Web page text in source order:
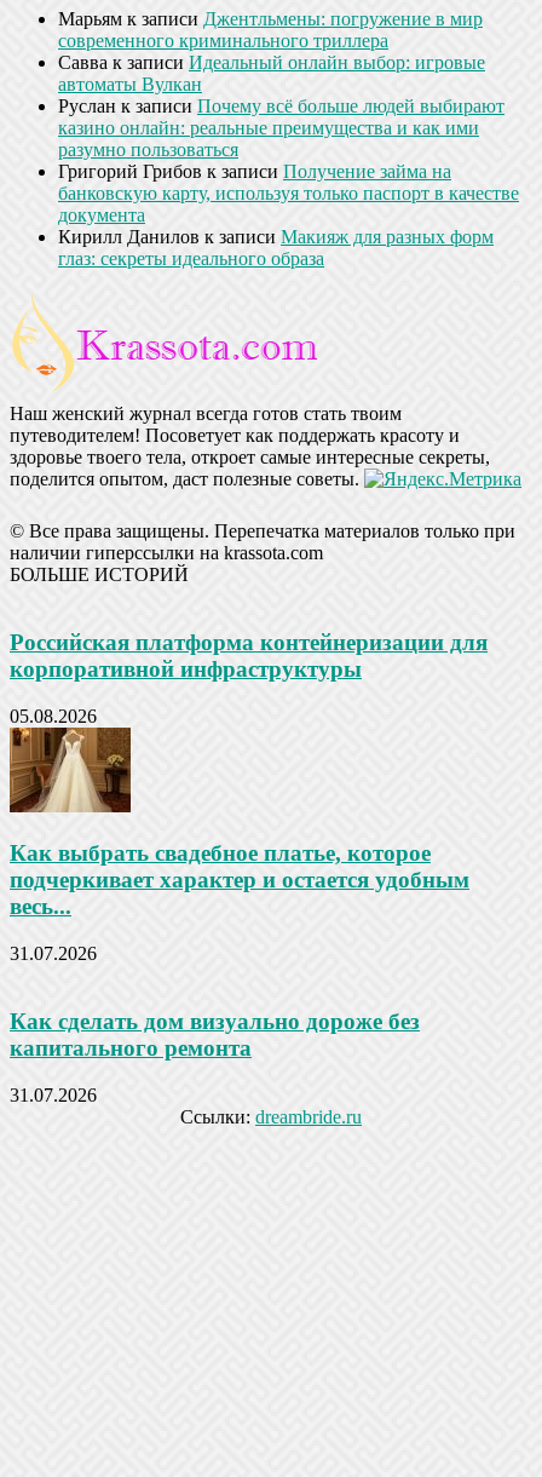
Марьям к записи Джентльмены: погружение в мир
современного криминального триллера
Савва к записи Идеальный онлайн выбор: игровые
автоматы Вулкан
Руслан к записи Почему всё больше людей выбирают
казино онлайн: реальные преимущества и как ими
разумно пользоваться
Григорий Грибов к записи Получение займа на
банковскую карту, используя только паспорт в качестве
документа
Кирилл Данилов к записи Макияж для разных форм
глаз: секреты идеального образа
Наш женский журнал всегда готов стать твоим
путеводителем! Посоветует как поддержать красоту и
здоровье твоего тела, откроет самые интересные секреты,
поделится опытом, даст полезные советы.
© Все права защищены. Перепечатка материалов только при
наличии гиперссылки на krassota.com
БОЛЬШЕ ИСТОРИЙ
Российская платформа контейнеризации для
корпоративной инфраструктуры
05.08.2026
Как выбрать свадебное платье, которое
подчеркивает характер и остается удобным
весь...
31.07.2026
Как сделать дом визуально дороже без
капитального ремонта
31.07.2026
Ссылки: dreambride.ru